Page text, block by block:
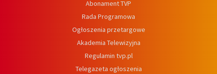
Abonament TVP
Rada Programowa
Ogłoszenia przetargowe
Akademia Telewizyjna
Regulamin tvp.pl
Telegazeta ogłoszenia